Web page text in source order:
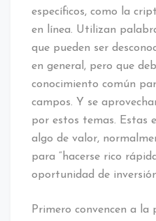
específicos, como la
en línea. Utilizan
que pueden ser
en general, pero que
conocimiento común
campos. Y se
por estos temas. Estas
algo de valor,
para “hacerse rico
oportunidad de
Primero convencen a la